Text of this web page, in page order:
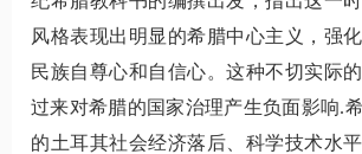
风格表现出明显的希腊中心主义，强
民族自尊心和自信心。这种不切实际
过来对希腊的国家治理产生负面影响.
的土耳其社会经济落后、科学技术水